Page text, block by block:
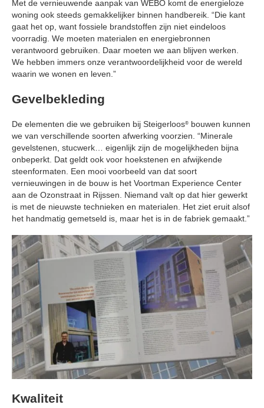
Met de vernieuwende aanpak van WEBO komt de energieloze
woning ook steeds gemakkelijker binnen handbereik. “Die kant
gaat het op, want fossiele brandstoffen zijn niet eindeloos
voorradig. We moeten materialen en energiebronnen
verantwoord gebruiken. Daar moeten we aan blijven werken.
We hebben immers onze verantwoordelijkheid voor de wereld
waarin we wonen en leven.”
Gevelbekleding
De elementen die we gebruiken bij Steigerloos® bouwen kunnen
we van verschillende soorten afwerking voorzien. “Minerale
gevelstenen, stucwerk… eigenlijk zijn de mogelijkheden bijna
onbeperkt. Dat geldt ook voor hoekstenen en afwijkende
steenformaten. Een mooi voorbeeld van dat soort
vernieuwingen in de bouw is het Voortman Experience Center
aan de Ozonstraat in Rijssen. Niemand valt op dat hier gewerkt
is met de nieuwste technieken en materialen. Het ziet eruit alsof
het handmatig gemetseld is, maar het is in de fabriek gemaakt.”
Kwaliteit